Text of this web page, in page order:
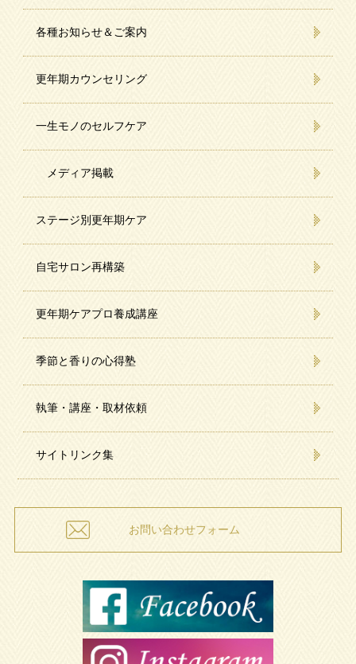
各種お知らせ＆ご案内
更年期カウンセリング
一生モノのセルフケア
メディア掲載
ステージ別更年期ケア
自宅サロン再構築
更年期ケアプロ養成講座
季節と香りの心得塾
執筆・講座・取材依頼
サイトリンク集
お問い合わせフォーム